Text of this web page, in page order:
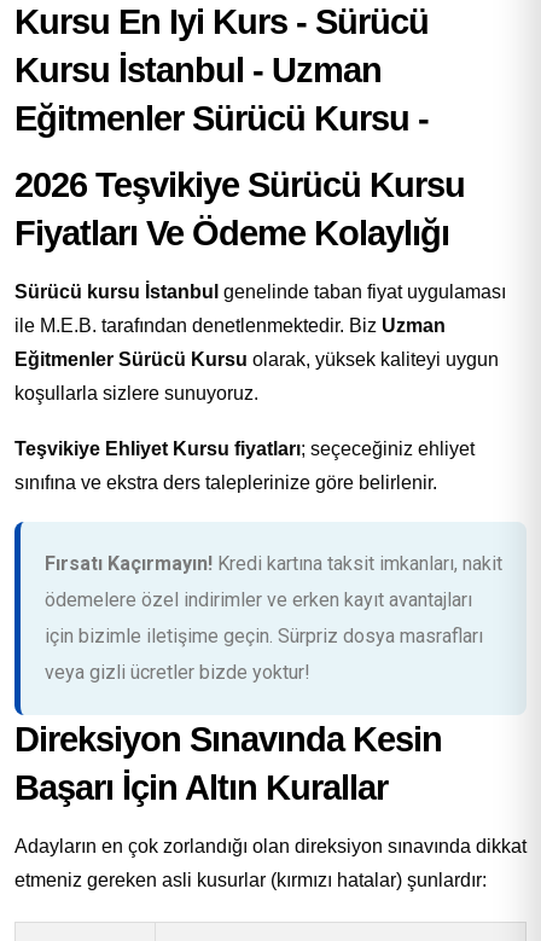
2026 Teşvikiye Sürücü Kursu
Fiyatları Ve Ödeme Kolaylığı
Sürücü kursu İstanbul genelinde taban fiyat uygulaması
ile M.E.B. tarafından denetlenmektedir. Biz Uzman
Eğitmenler Sürücü Kursu olarak, yüksek kaliteyi uygun
koşullarla sizlere sunuyoruz.
Teşvikiye Ehliyet Kursu fiyatları; seçeceğiniz ehliyet
sınıfına ve ekstra ders taleplerinize göre belirlenir.
Fırsatı Kaçırmayın! Kredi kartına taksit imkanları, nakit
ödemelere özel indirimler ve erken kayıt avantajları
için bizimle iletişime geçin. Sürpriz dosya masrafları
veya gizli ücretler bizde yoktur!
Direksiyon Sınavında Kesin
Başarı İçin Altın Kurallar
Adayların en çok zorlandığı olan direksiyon sınavında dikkat
etmeniz gereken asli kusurlar (kırmızı hatalar) şunlardır: